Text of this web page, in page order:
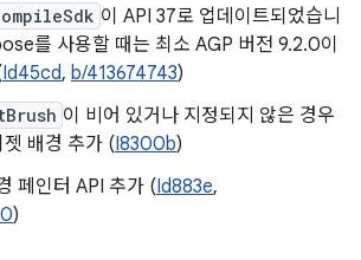
이 API 37로 업데이트되었습니
를 사용할 때는 최소 AGP 버전 9.2.0이
Id45cd, b/413674743)
이 비어 있거나 지정되지 않은 경우
배경 추가 (I8300b)
페인터 API 추가 (Id883e,
)